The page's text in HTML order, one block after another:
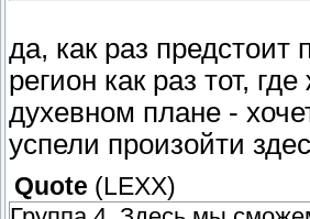
да, как раз
регион как раз тот,
духевном плане -
успели произойти
Quote (LEXX)